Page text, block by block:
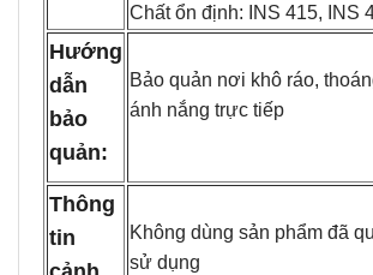
Chất ổn định: INS 415, INS
Hướng
dẫn
bảo
quản:
Bảo quản nơi khô ráo,
ánh nắng trực tiếp
Thông
tin
Không dùng sản phẩm đã
sử dụng